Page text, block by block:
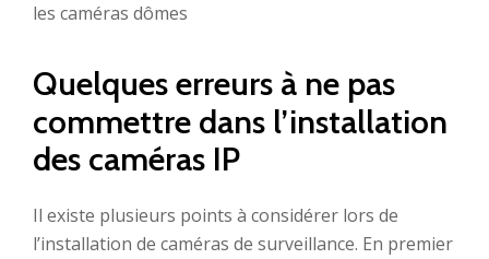
les caméras dômes
Quelques erreurs à ne pas
commettre dans l’installation
des caméras IP
Il existe plusieurs points à considérer lors de
l’installation de caméras de surveillance. En premier